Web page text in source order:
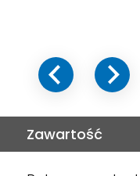
Zawartość